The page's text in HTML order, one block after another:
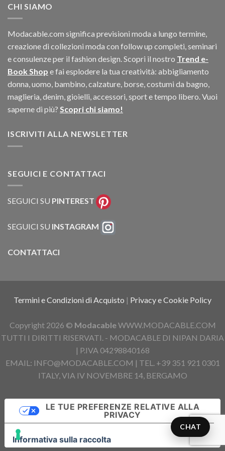
CHI SIAMO
Modacable.com significa previsioni moda a lungo termine,
creazione di collezioni moda con follow up completi, seminari
e consulenze per il fashion design. Scopri il nostro Trend e-
Book Shop e fai esplodere la tua creatività: abbigliamento
donna, uomo, bambino, calzature, borse, costumi da bagno,
maglieria, denim, gioielli, accessori, sport e tempo libero. Vuoi
saperne di più? Scopri chi siamo!
ISCRIVITI ALLA NEWSLETTER
SEGUICI E CONTATTACI
SEGUICI SU PINTEREST
SEGUICI SU INSTAGRAM
CONTATTACI
Termini e Condizioni di Acquisto | Privacy e Cookie Policy
Copyright 2026 © ModacableWWW.MODACABLE.COM
TUTTI I DIRITTI RISERVATI. - MODACABLE DI NIPAN DARIA
| P.IVA 04298840168
EMAIL: INFO@MODACABLE.COM | TEL. +39 351 921 0301
ITALY, VIA IV NOVEMBRE 14, BERGAMO
CHAT
Informativa sulla raccolta
LE TUE PREFERENZE RELATIVE ALLA
PRIVACY